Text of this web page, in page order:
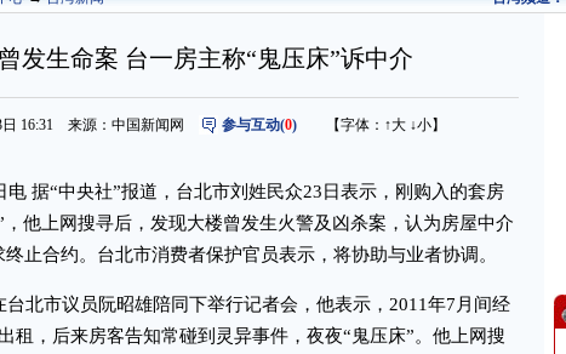
发生命案 台一房主称“鬼压床”诉中介
日 16:31 来源：中国新闻网 参与互动(0) 【字体： ↑大 ↓小】
据“中央社”报道，台北市刘姓民众23日表示，刚购入的套房
，他上网搜寻后，发现大楼曾发生火警及凶杀案，认为房屋中介
止合约。台北市消费者保护官员表示，将协助与业者协调。
市议员阮昭雄陪同下举行记者会，他表示，2011年7月间经
租，后来房客告知常碰到灵异事件，夜夜“鬼压床”。他上网搜